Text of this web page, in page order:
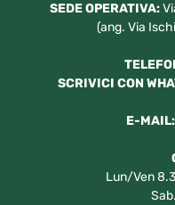
SEDE OPERATIVA:
(ang. Via
SCRIVICI CON
E-MAIL:
Lun/Ven